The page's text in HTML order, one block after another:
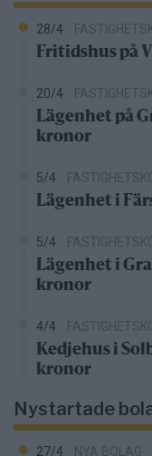
28/4
Fritidshus på
20/4
Lägenhet på
kronor
5/4
Lägenhet i
5/4
Lägenhet i
kronor
4/4
Kedjehus i
kronor
Nystartade
27/4 NYA BOLAG